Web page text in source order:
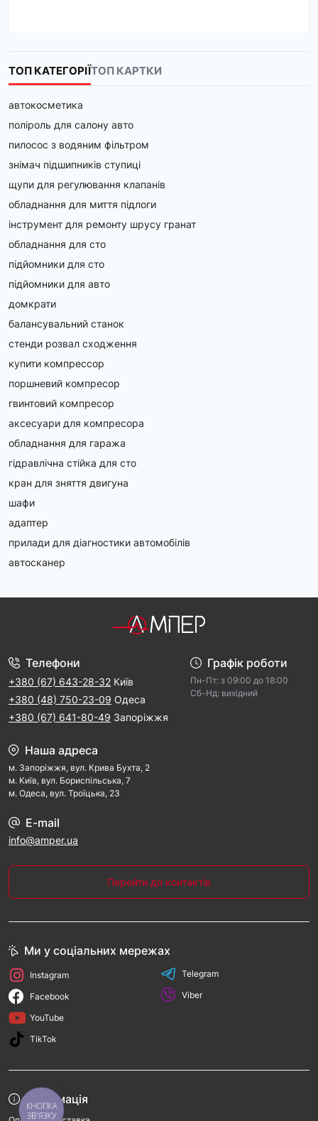
ТОП КАТЕГОРІЇТОП КАРТКИ
автокосметика
поліроль для салону авто
пилосос з водяним фільтром
знімач підшипників ступиці
щупи для регулювання клапанів
обладнання для миття підлоги
інструмент для ремонту шрусу гранат
обладнання для сто
підйомники для сто
підйомники для авто
домкрати
балансувальний станок
стенди розвал сходження
купити компрессор
поршневий компресор
гвинтовий компресор
аксесуари для компресора
обладнання для гаража
гідравлічна стійка для сто
кран для зняття двигуна
шафи
адаптер
прилади для діагностики автомобілів
автосканер
Телефони
+380 (67) 643-28-32 Київ
+380 (48) 750-23-09 Одеса
+380 (67) 641-80-49 Запоріжжя
Графік роботи
Пн-Пт: з 09:00 дo 18:00
Cб-Hд: виxідний
Наша адреса
м. Запорiжжя, вул. Крива Бухта, 2
м. Kиїв, вул. Бориспільська, 7
м. Одеса, вул. Троїцька, 23
E-mail
info@amper.ua
Перейти до контактів
Інформація
Ми у соціальних мережах
Instagram
Facebook
YouTube
TikTok
Telegram
Viber
КНОПКА
ЗВ'ЯЗКУ